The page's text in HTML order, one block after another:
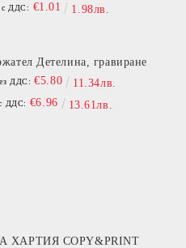
с ДДС: €1.01 1.98лв.
Детелина, гравиране
ДДС: €5.80 11.34лв.
ДДС: €6.96 13.61лв.
ХАРТИЯ COPY&PRINT